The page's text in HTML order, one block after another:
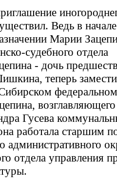
Ведь в
Марии
судебного отдела
- дочь
теперь
Гусева
работала старшим
административного
отдела управления